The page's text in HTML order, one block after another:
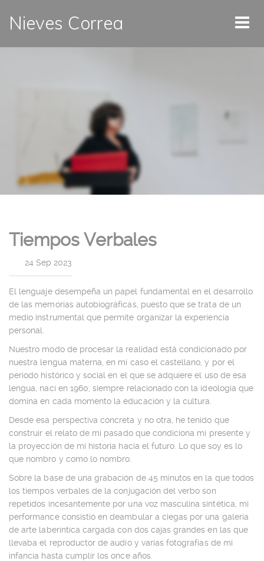
Nieves Correa
Tiempos Verbales
24 Sep 2023
El lenguaje desempeña un papel fundamental en el desarrollo
de las memorias autobiográficas, puesto que se trata de un
medio instrumental que permite organizar la experiencia
personal.
Nuestro modo de procesar la realidad está condicionado por
nuestra lengua materna, en mi caso el castellano, y por el
periodo histórico y social en el que se adquiere el uso de esa
lengua, nací en 1960, siempre relacionado con la ideología que
domina en cada momento la educación y la cultura.
Desde esa perspectiva concreta y no otra, he tenido que
construir el relato de mi pasado que condiciona mi presente y
la proyección de mi historia hacia el futuro. Lo que soy es lo
que nombro y como lo nombro.
Sobre la base de una grabación de 45 minutos en la que todos
los tiempos verbales de la conjugación del verbo son
repetidos incesantemente por una voz masculina sintética, mi
performance consistió en deambular a ciegas por una galería
de arte laberíntica cargada con dos cajas grandes en las que
llevaba el reproductor de audio y varias fotografías de mi
infancia hasta cumplir los once años.